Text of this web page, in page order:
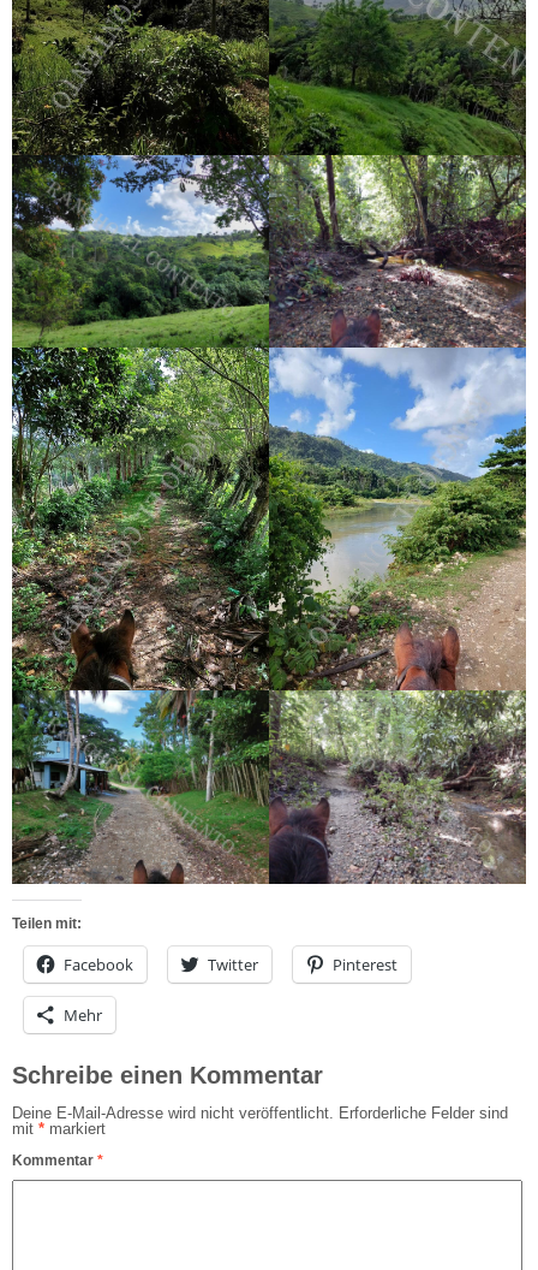
Teilen mit:
Facebook Twitter Pinterest
Mehr
Schreibe einen Kommentar
Deine E-Mail-Adresse wird nicht veröffentlicht.
Erforderliche Felder sind
mit * markiert
Kommentar *